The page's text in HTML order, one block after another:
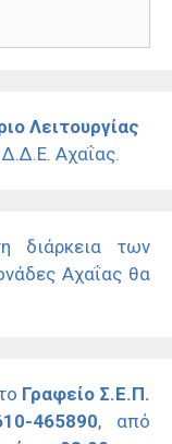
Λειτουργίας
Δ.Δ.Ε. Αχαΐας.
διάρκεια των
Αχαΐας θα
Γραφείο Σ.Ε.Π.
465890, από